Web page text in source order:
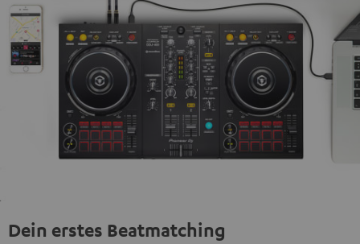
Dein erstes Beatmatching